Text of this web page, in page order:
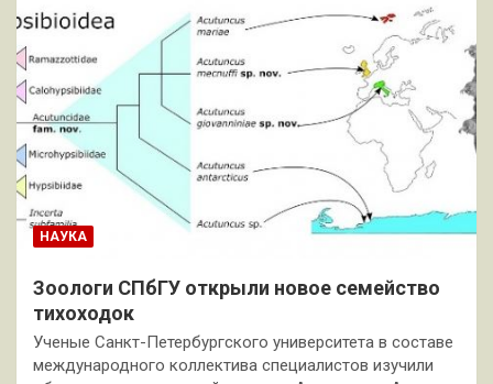
НАУКА
Зоологи СПбГУ открыли новое семейство
тихоходок
Ученые Санкт-Петербургского университета в составе
международного коллектива специалистов изучили